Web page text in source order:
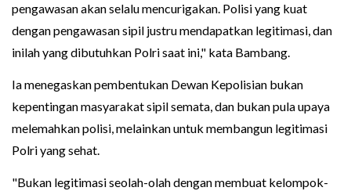
pengawasan akan selalu mencurigakan. Polisi yang kuat
dengan pengawasan sipil justru mendapatkan legitimasi, dan
inilah yang dibutuhkan Polri saat ini," kata Bambang.
Ia menegaskan pembentukan Dewan Kepolisian bukan
kepentingan masyarakat sipil semata, dan bukan pula upaya
melemahkan polisi, melainkan untuk membangun legitimasi
Polri yang sehat.
"Bukan legitimasi seolah-olah dengan membuat kelompok-